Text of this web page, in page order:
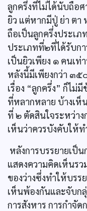
ลูกครึ่งที่ไม่ได้นับถือ
ยิว แต่หากมีปู่ ย่า ตา
ถือเป็นลูกครึ่งประเภ
ประเภทที่๒ที่ได้รับก
เป็นยิวเพียง ๑ คนเ
หลังนี้มีเพียงกว่า ๓๕
เรื่อง “ลูกครึ่ง” ก็ไม่
ที่หลากหลาย บ้างเห็
ที่ ๒ ตัดสินใจระหว่าง
เห็นว่าควรบังคับให้
หลังการบรรยายเป็
แสดงความคิดเห็นร
ของว่างซึ่งทำให้บรร
เห็นพ้องกันและจับก
การสังหาร การกำจั